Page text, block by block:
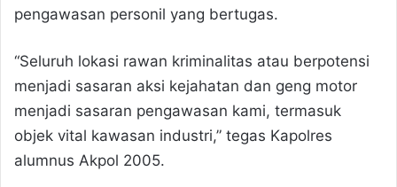
pengawasan personil yang bertugas.
“Seluruh lokasi rawan kriminalitas atau berpotensi
menjadi sasaran aksi kejahatan dan geng motor
menjadi sasaran pengawasan kami, termasuk
objek vital kawasan industri,” tegas Kapolres
alumnus Akpol 2005.